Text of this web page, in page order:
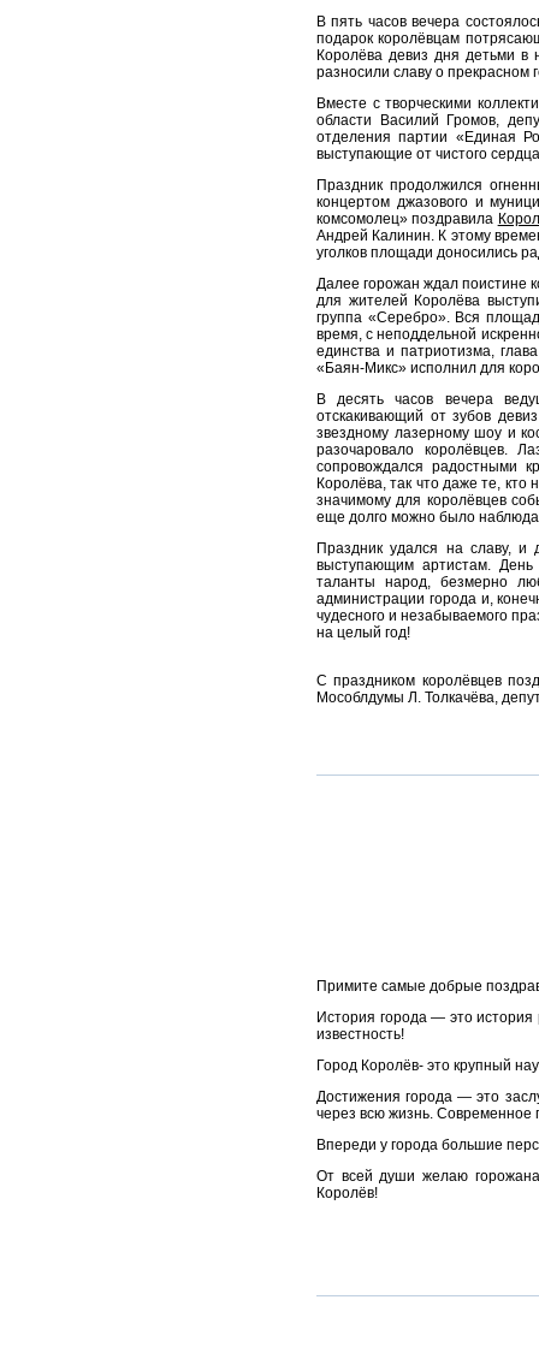
В пять часов вечера
подарок королёвцам
Королёва девиз дня детьми
разносили славу о прекрасном
Вместе с творческими
области Василий Громов,
отделения партии «Единая
выступающие от чистого
Праздник продолжился
концертом джазового и
комсомолец» поздравила
Андрей Калинин. К этому
уголков площади доносились
Далее горожан ждал поистине
для жителей Королёва
группа «Серебро». Вся
время, с неподдельной
единства и патриотизма,
«Баян-Микс» исполнил для
В десять часов вечера
отскакивающий от зубов
звездному лазерному шоу и
разочаровало королёвцев.
сопровождался радостными
Королёва, так что даже те, кто
значимому для королёвцев
еще долго можно было
Праздник удался на славу,
выступающим артистам.
таланты народ, безмерно
администрации города и,
чудесного и незабываемого
на целый год!
С праздником королёвцев
Мособлдумы Л. Толкачёва,
Примите самые добрые
История города — это история
известность!
Город Королёв- это крупный
Достижения города — это
через всю жизнь. Современное
Впереди у города большие
От всей души желаю
Королёв!